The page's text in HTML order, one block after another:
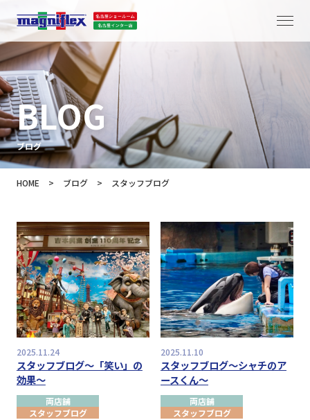
BLOG
ブログ
HOME > ブログ > スタッフブログ
2025.11.24
スタッフブログ～「笑い」の
効果～
両店舗
スタッフブログ
2025.11.10
スタッフブログ～シャチのア
ースくん～
両店舗
スタッフブログ